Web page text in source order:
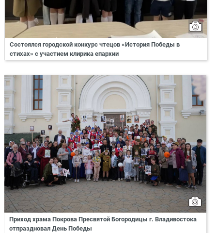
Состоялся городской конкурс чтецов «История Победы в
стихах» с участием клирика епархии
Приход храма Покрова Пресвятой Богородицы г. Владивостока
отпраздновал День Победы